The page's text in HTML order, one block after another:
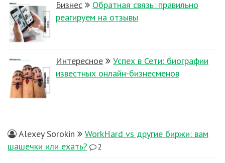
Бизнес
Обратная связь: правильно
реагируем на отзывы
Интересное
Успех в Сети: биографии
известных онлайн-бизнесменов
Alexey Sorokin
WorkHard vs другие биржи: вам
шашечки или ехать?
2